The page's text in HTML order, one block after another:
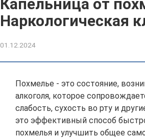
Капельница от
Наркологическая
01.12.2024
Похмелье - это состояние,
алкоголя, которое
слабость, сухость во рту и
это эффективный способ
похмелья и улучшить общее